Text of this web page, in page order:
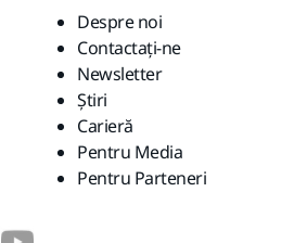
Despre noi
Contactaţi-ne
Newsletter
Știri
Carieră
Pentru Media
Pentru Parteneri